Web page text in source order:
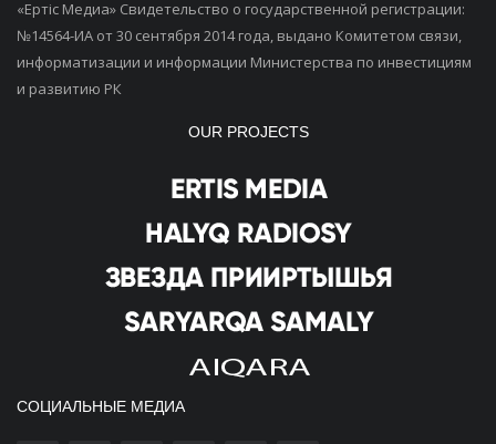
«Ертiс Медиа» Свидетельство о государственной регистрации:
№14564-ИА от 30 сентября 2014 года, выдано Комитетом связи,
информатизации и информации Министерства по инвестициям
и развитию РК
OUR PROJECTS
СОЦИАЛЬНЫЕ МЕДИА